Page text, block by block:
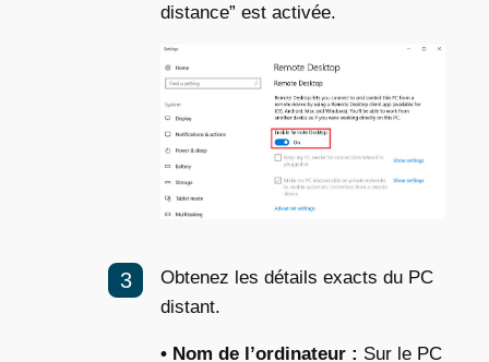
distance” est activée.
Obtenez les détails exacts du PC
distant.
• Nom de l’ordinateur : Sur le PC